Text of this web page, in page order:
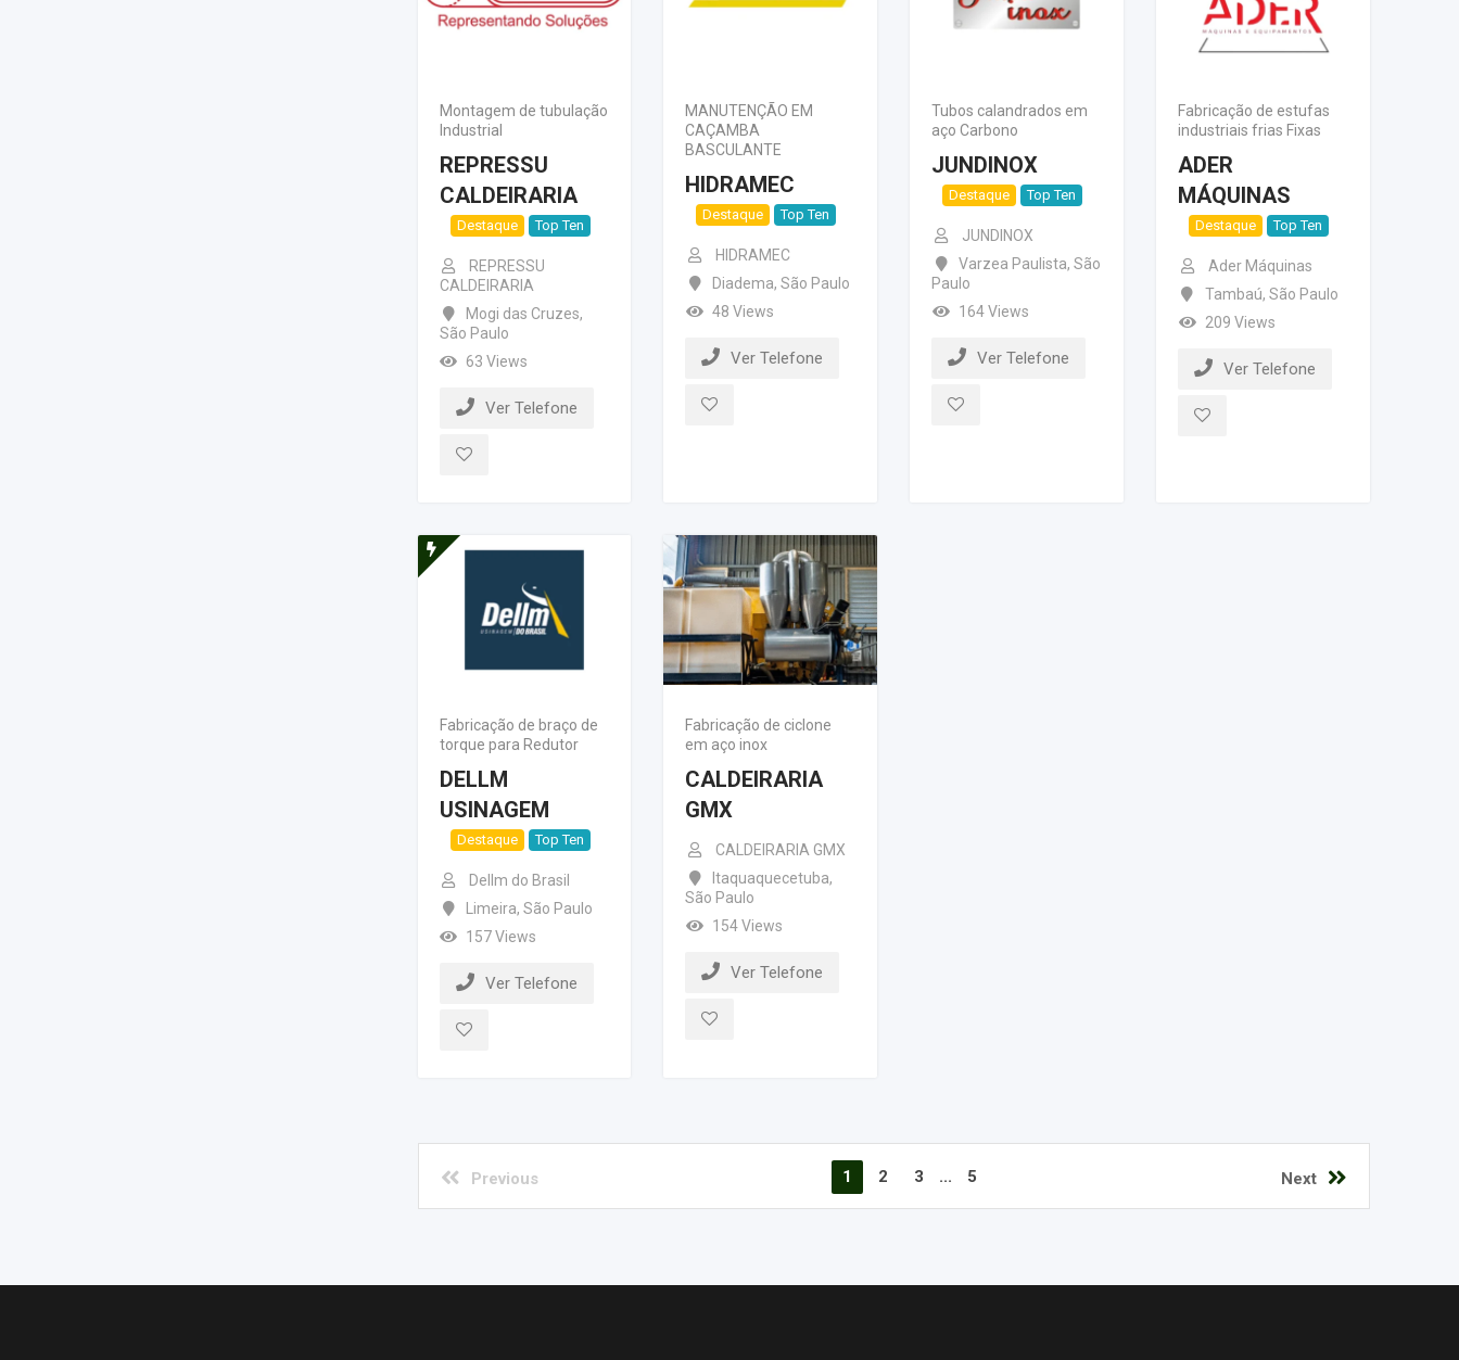
Montagem de tubulação
Industrial
REPRESSU
CALDEIRARIA
Destaque Top Ten
REPRESSU
CALDEIRARIA
Mogi das Cruzes,
São Paulo
63 Views
Ver Telefone
MANUTENÇÃO EM
CAÇAMBA
BASCULANTE
HIDRAMEC
Destaque Top Ten
HIDRAMEC
Diadema, São Paulo
48 Views
Ver Telefone
Tubos calandrados em
aço Carbono
JUNDINOX
Destaque Top Ten
JUNDINOX
Varzea Paulista, São
Paulo
164 Views
Ver Telefone
Fabricação de estufas
industriais frias Fixas
ADER
MÁQUINAS
Destaque Top Ten
Ader Máquinas
Tambaú, São Paulo
209 Views
Ver Telefone
Fabricação de braço de
torque para Redutor
DELLM
USINAGEM
Destaque Top Ten
Dellm do Brasil
Limeira, São Paulo
157 Views
Ver Telefone
Fabricação de ciclone
em aço inox
CALDEIRARIA
GMX
CALDEIRARIA GMX
Itaquaquecetuba,
São Paulo
154 Views
Ver Telefone
Previous 1 2 3 ... 5 Next